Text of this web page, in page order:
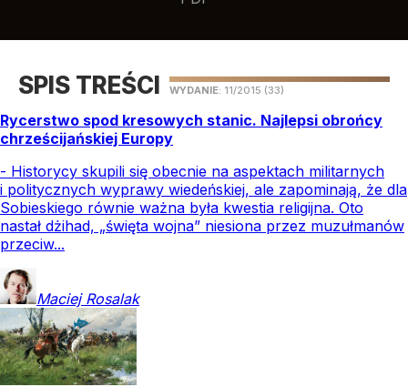
SPIS TREŚCI WYDANIE: 11/2015 (33)
Rycerstwo spod kresowych stanic. Najlepsi obrońcy
chrześcijańskiej Europy
- Historycy skupili się obecnie na aspektach militarnych
i politycznych wyprawy wiedeńskiej, ale zapominają, że dla
Sobieskiego równie ważna była kwestia religijna. Oto
nastał dżihad, „święta wojna” niesiona przez muzułmanów
przeciw...
Maciej Rosalak